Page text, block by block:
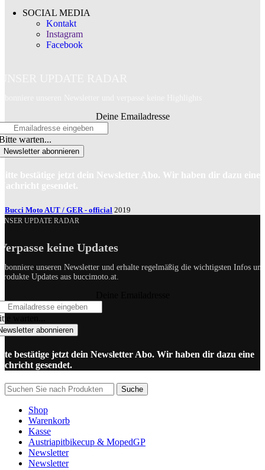
SOCIAL MEDIA
Kontakt
Instagram
Facebook
Deine Emailadresse
warten...
Newsletter abonnieren
bestätige jetzt dein Newsletter Abo. Wir haben dir dazu eine
gesendet.
Bucci Moto AUT / GER - official 2019
UPDATE RADAR
keine Updates
unseren Newsletter und erhalte regelmäßig die wichtigsten Infos und
Updates aus buccimoto.at.
warten...
abonnieren
bestätige jetzt dein Newsletter Abo. Wir haben dir dazu eine
gesendet.
Suche
Shop
Warenkorb
Kasse
Austriapitbikecup & MopedGP
Newsletter
Newsletter